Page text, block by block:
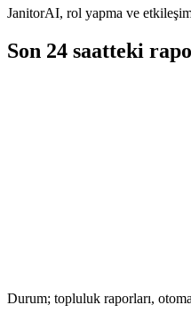
JanitorAI, rol yapma ve
Son 24 saatteki
Durum; topluluk raporları,